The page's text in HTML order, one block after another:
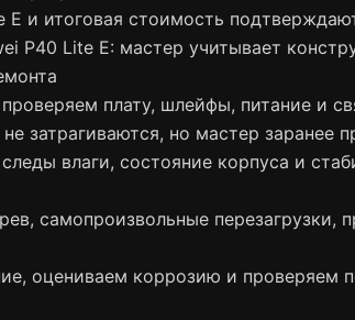
и итоговая стоимость
P40 Lite E: мастер учитывает
плату, шлейфы, питание и
затрагиваются, но мастер заранее
влаги, состояние корпуса и
самопроизвольные перезагрузки,
оцениваем коррозию и проверяем